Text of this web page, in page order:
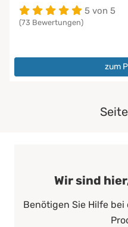
5 von 5
(73 Bewertungen)
zum
Wir sind
Benötigen Sie Hilfe